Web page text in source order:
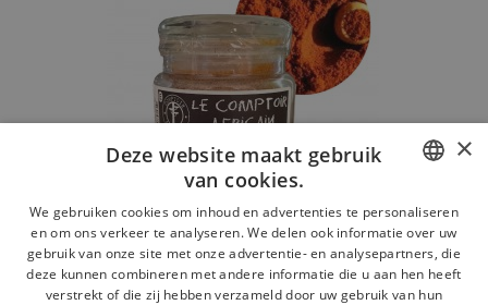
Couscousmix 45 g
Comptoir Africain
FRENCH
ENGLISH
×
Deze website maakt gebruik
van cookies.
We gebruiken cookies om inhoud en advertenties te personaliseren
en om ons verkeer te analyseren. We delen ook informatie over uw
gebruik van onze site met onze advertentie- en analysepartners, die
deze kunnen combineren met andere informatie die u aan hen heeft
verstrekt of die zij hebben verzameld door uw gebruik van hun